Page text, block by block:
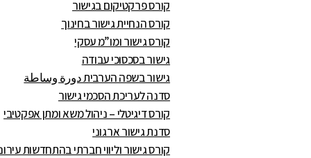
קורס פרקטיקום בגישור
קורס הנחיית גישור בחינוך
קורס גישור ומו”מ עסקי
גישור בסכסוכי עבודה
גישור בשפה הערבית دورة وساطة
סדנה לעריכת הסכמי גישור
קורס דיגיטלי – ניהול משא ומתן אפקטיבי
סדנת גישור ארגוני
קורס גישור וליווי חברתי בהתחדשות